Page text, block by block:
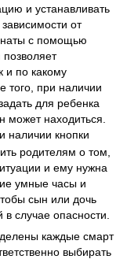
и устанавливать
от
с помощью
и по какому
того, при наличии
для ребенка
может находиться.
наличии кнопки
родителям о том,
и ему нужна
умные часы и
сын или дочь
случае опасности.
каждые смарт
выбирать